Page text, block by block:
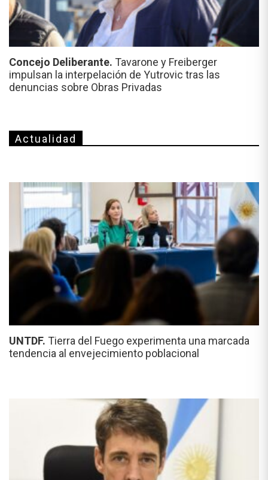
Concejo Deliberante. Tavarone y Freiberger
impulsan la interpelación de Yutrovic tras las
denuncias sobre Obras Privadas
Actualidad
UNTDF. Tierra del Fuego experimenta una marcada
tendencia al envejecimiento poblacional